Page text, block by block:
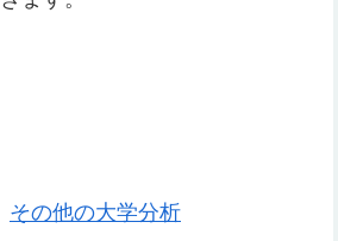
その他の大学分析